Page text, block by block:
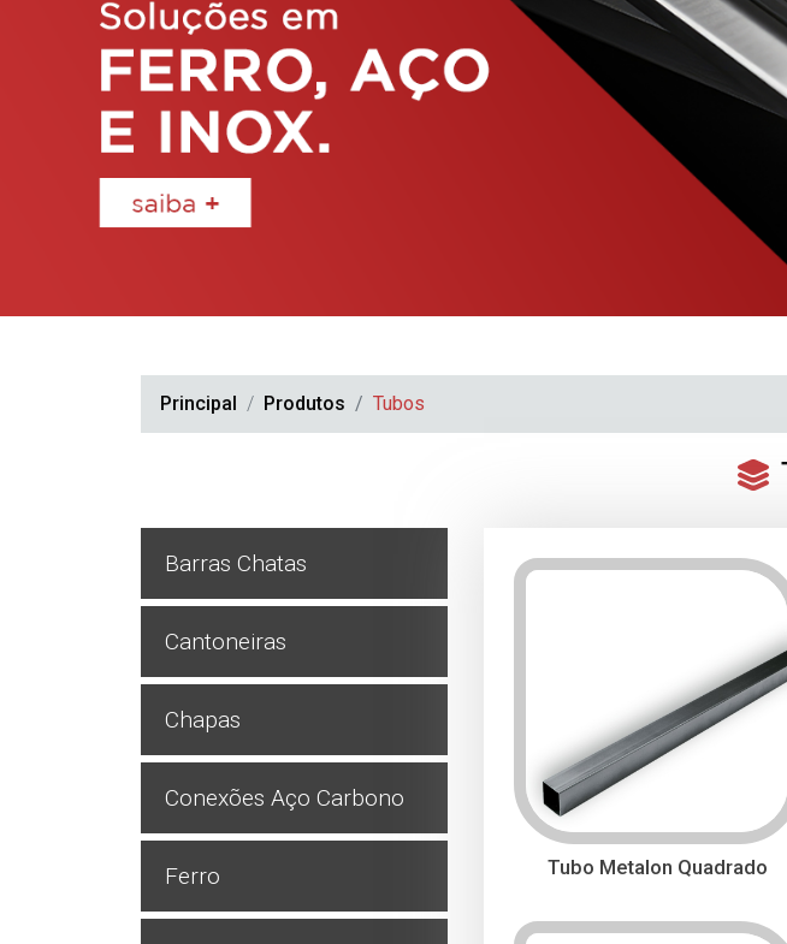
Principal Produtos Tubos
Barras Chatas
Cantoneiras
Chapas
Conexões Aço Carbono
Ferro Tubo Metalon Quadrado